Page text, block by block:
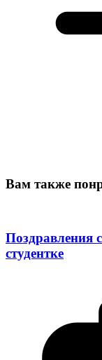
Вам также
Поздравления
студентке